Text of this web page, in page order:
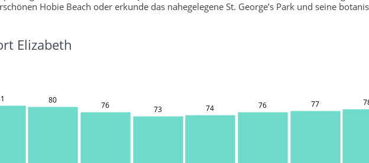
Hobie Beach oder erkunde das nahegelegene St. George’s Park und seine
Elizabeth
80
76 73 74 76 77